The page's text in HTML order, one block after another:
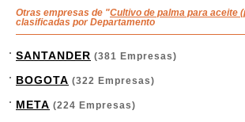
Otras empresas de "Cultivo de palma para aceite
clasificadas por Departamento
SANTANDER (381 Empresas)
BOGOTA (322 Empresas)
META (224 Empresas)